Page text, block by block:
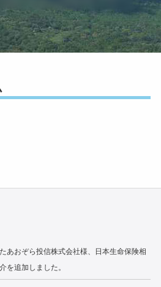
事業
あおぞら投信株式会社様、日本生命保険相
を追加しました。